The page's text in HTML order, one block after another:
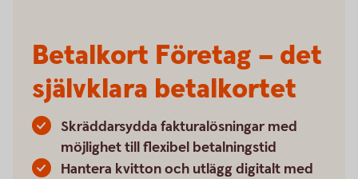
Betalkort Företag – det
självklara betalkortet
Skräddarsydda fakturalösningar med
möjlighet till flexibel betalningstid
Hantera kvitton och utlägg digitalt med